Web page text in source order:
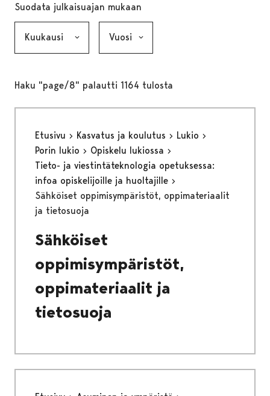
Suodata julkaisuajan mukaan
Haku "page/8" palautti 1164 tulosta
Etusivu Kasvatus ja koulutus
Lukio
Porin lukio
Opiskelu lukiossa
Tieto- ja viestintäteknologia opetuksessa:
infoa opiskelijoille ja huoltajille
Sähköiset oppimisympäristöt, oppimateriaalit
ja tietosuoja
Sähköiset
oppimisympäristöt,
oppimateriaalit ja
tietosuoja